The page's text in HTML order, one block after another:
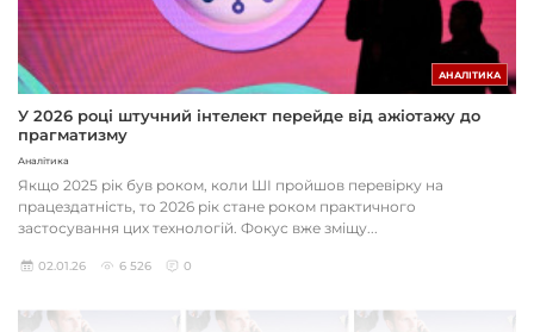
АНАЛІТИКА
У 2026 році штучний інтелект перейде від ажіотажу до
прагматизму
Аналітика
Якщо 2025 рік був роком, коли ШІ пройшов перевірку на
працездатність, то 2026 рік стане роком практичного
застосування цих технологій. Фокус вже зміщу...
02.01.26 6 526 0